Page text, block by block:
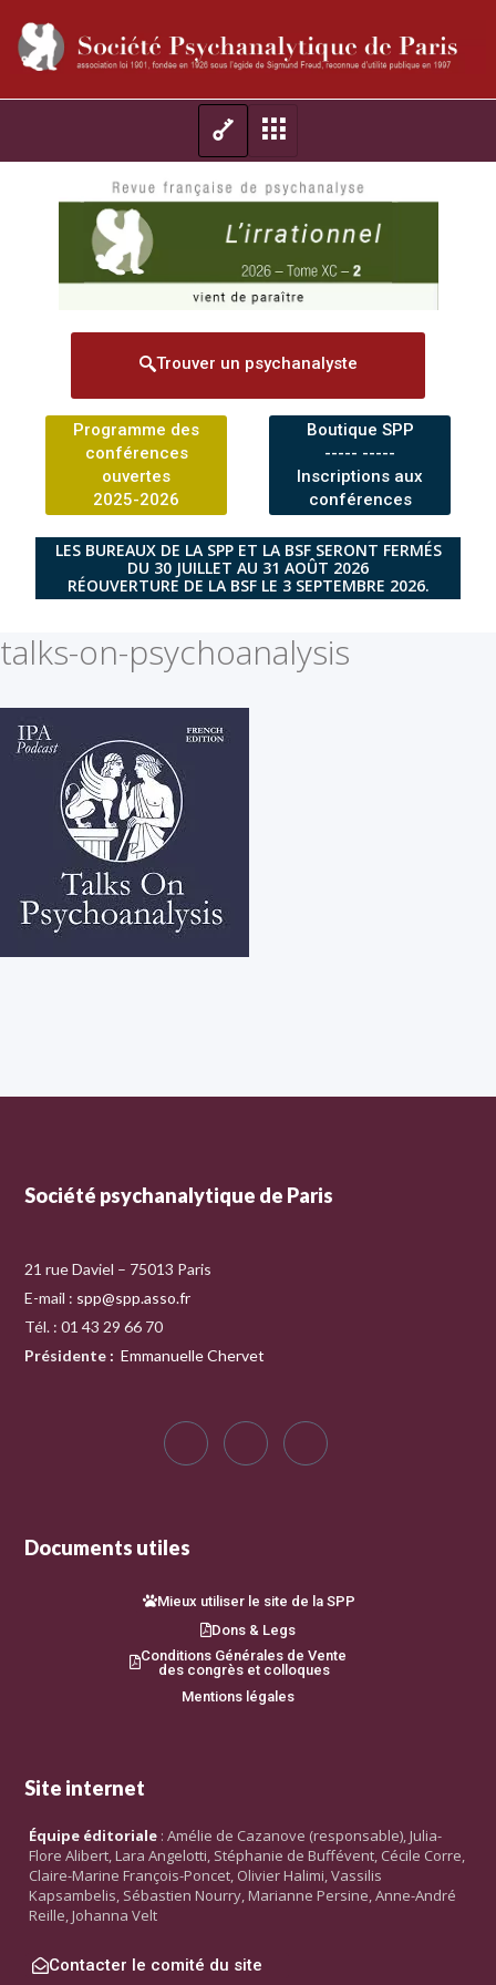
Trouver un psychanalyste
Programme des
conférences
ouvertes
2025-2026
Boutique SPP
----- -----
Inscriptions aux
conférences
LES BUREAUX DE LA SPP ET LA BSF SERONT FERMÉS
DU 30 JUILLET AU 31 AOÛT 2026
RÉOUVERTURE DE LA BSF LE 3 SEPTEMBRE 2026.
talks-on-psychoanalysis
Société psychanalytique de Paris
21 rue Daviel – 75013 Paris
E-mail : spp@spp.asso.fr
Tél. : 01 43 29 66 70
Présidente : Emmanuelle Chervet
Documents utiles
Mieux utiliser le site de la SPP
Dons & Legs
Conditions Générales de Vente
des congrès et colloques
Mentions légales
Site internet
Équipe éditoriale : Amélie de Cazanove (responsable), Julia-
Flore Alibert, Lara Angelotti, Stéphanie de Buffévent, Cécile Corre,
Claire-Marine François-Poncet, Olivier Halimi, Vassilis
Kapsambelis, Sébastien Nourry, Marianne Persine, Anne-André
Reille, Johanna Velt
Contacter le comité du site